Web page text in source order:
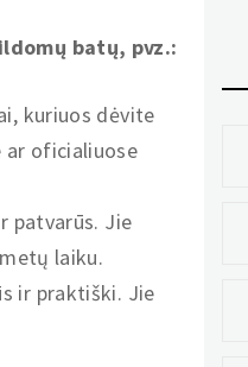
batų, pvz.:
kuriuos dėvite
ar oficialiuose
patvarūs. Jie
laiku.
ir praktiški. Jie